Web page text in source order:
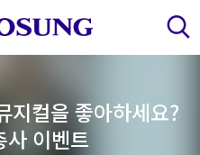
검색 레이어 열기
지컬을 좋아하세요?
사 이벤트